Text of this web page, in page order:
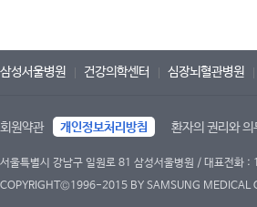
삼성서울병원 건강의학센터 심장뇌혈관병원
회원약관 개인정보처리방침 환자의 권리와 의
서울특별시 강남구 일원로 81 삼성서울병원 / 대표전
COPYRIGHT©1996-2015 BY SAMSUNG MEDICAL